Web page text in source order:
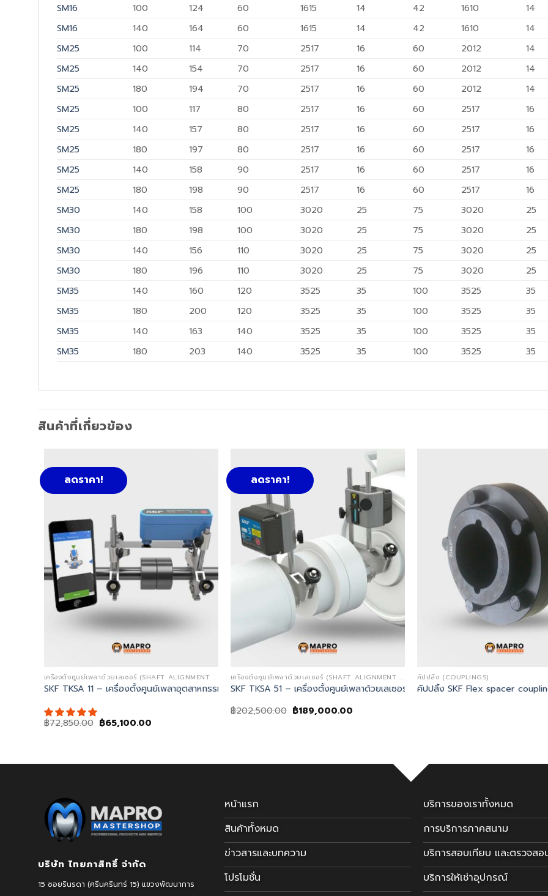
SM16
100 124 60 1615 14 42 1610 14
SM16
140 164 60 1615 14 42 1610 14
SM25
100 114 70 2517 16 60 2012 14
SM25
140 154 70 2517 16 60 2012 14
SM25
180 194 70 2517 16 60 2012 14
SM25
100 117 80 2517 16 60 2517 16
SM25
140 157 80 2517 16 60 2517 16
SM25
180 197 80 2517 16 60 2517 16
SM25
140 158 90 2517 16 60 2517 16
SM25
180 198 90 2517 16 60 2517 16
SM30
140 158 100 3020 25 75 3020 25
SM30
180 198 100 3020 25 75 3020 25
SM30
140 156 110 3020 25 75 3020 25
SM30
180 196 110 3020 25 75 3020 25
SM35
140 160 120 3525 35 100 3525 35
SM35
180 200 120 3525 35 100 3525 35
SM35
140 163 140 3525 35 100 3525 35
SM35
180 203 140 3525 35 100 3525 35
สินค้าที่เกี่ยวข้อง
ลดราคา!
เครื่องตั้งศูนย์เพลาด้วยเลเซอร์ (SHAFT ALIGNMENT LASER TOOLS)
SKF TKSA 11 – เครื่องตั้งศูนย์เพลาอุตสาหกรรม (Shaft Alignment Tool)
฿72,850.00 Original
price
฿65,100.00
ลดราคา!
เครื่องตั้งศูนย์เพลาด้วยเลเซอร์ (SHAFT ALIGNMENT LASER TOOLS)
SKF TKSA 51 – เครื่องตั้งศูนย์เพลาด้วยเลเซอร์ (Shaft Alignment tool)
฿202,500.00 Original
price
฿189,000.00
คัปปลิ้ง (COUPLINGS)
คัปปลิ้ง SKF Flex spacer
บริษัท ไทยภาสิทธิ์ จำกัด
15 ซอยรินรดา (ศรีนครินทร์ 15) แขวงพัฒนาการ
หน้าแรก
สินค้าทั้งหมด
ข่าวสารและบทความ
โปรโมชั่น
บริการของเราทั้งหมด
การบริการภาคสนาม
บริการสอบเทียบ และตรวจสอ
บริการให้เช่าอุปกรณ์